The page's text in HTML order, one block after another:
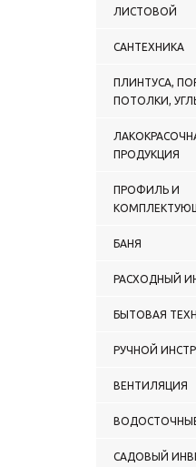
ЛИСТОВОЙ
САНТЕХНИКА
ПЛИНТУСА,
ПОТОЛКИ,
ПРОДУКЦИЯ
ПРОФИЛЬ И
БАНЯ
РАСХОДНЫЙ
БЫТОВАЯ
РУЧНОЙ
ВЕНТИЛЯЦИЯ
САДОВЫЙ